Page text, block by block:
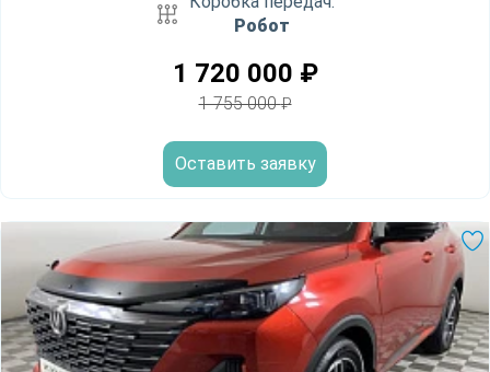
Робот
1 720 000 ₽
1 755 000₽
Оставить заявку